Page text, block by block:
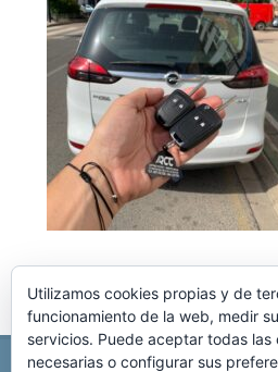
Utilizamos cookies propias y de
funcionamiento de la web, medir
servicios. Puede aceptar todas
necesarias o configurar sus